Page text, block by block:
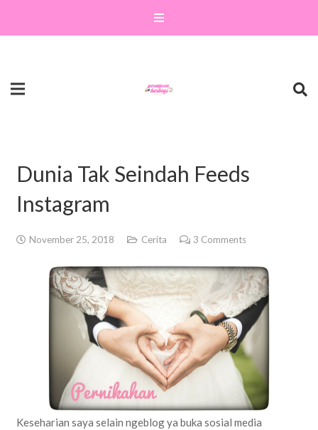
Dunia Tak Seindah Feeds
Instagram
November 25, 2018 Cerita 3 Comments
Keseharian saya selain ngeblog ya buka sosial media